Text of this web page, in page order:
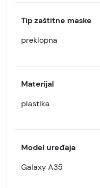
Tip zaštitne maske
preklopna
Materijal
plastika
Model uređaja
Galaxy A35